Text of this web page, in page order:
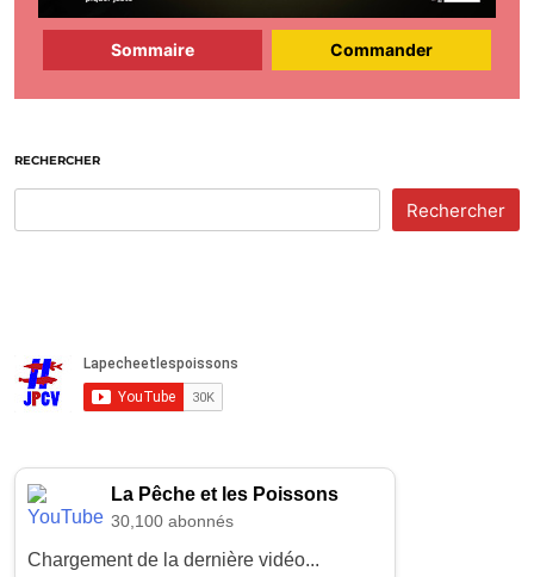
Sommaire Commander
RECHERCHER
Rechercher
La Pêche et les Poissons
30,100 abonnés
Chargement de la dernière vidéo...